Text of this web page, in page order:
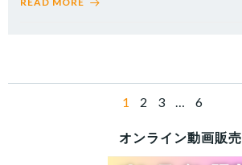
navigation
Page
1 Page
2 Page
3 … Page
6
オンライン動画販売